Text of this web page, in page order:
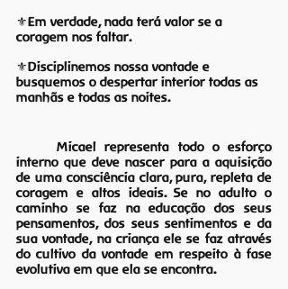
⚜️Em verdade, nada terá valor se a
coragem nos faltar.
⚜️Disciplinemos nossa vontade e
busquemos o despertar interior todas as
manhãs e todas as noites.
Micael representa todo o esforço
interno que deve nascer para a aquisição
de uma consciência clara, pura, repleta de
coragem e altos ideais. Se no adulto o
caminho se faz na educação dos seus
pensamentos, dos seus sentimentos e da
sua vontade, na criança ele se faz através
do cultivo da vontade em respeito à fase
evolutiva em que ela se encontra.